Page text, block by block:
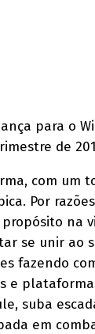
para o
de
com um
Por
na
se unir ao
fazendo
e
suba
em